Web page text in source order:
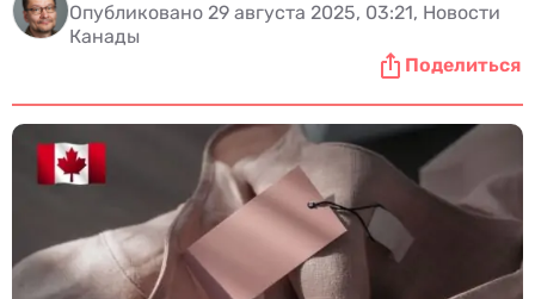
Опубликовано 29 августа 2025, 03:21, Новости
Канады
Поделиться